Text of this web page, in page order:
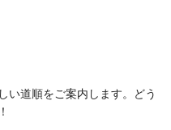
い道順をご案内します。どう